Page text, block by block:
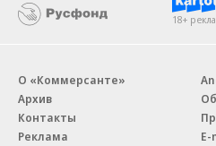
18+
О «Коммерсанте»
Архив
Контакты
Реклама